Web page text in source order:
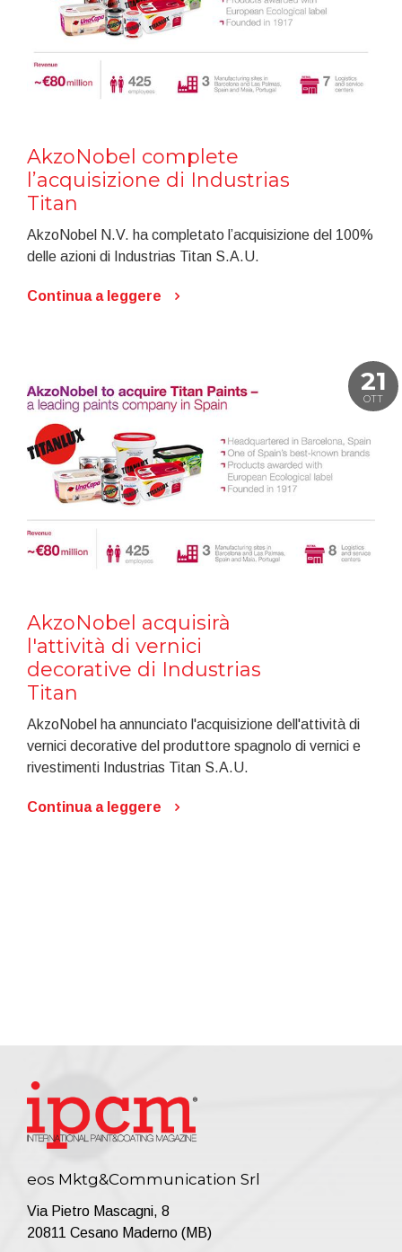
AkzoNobel complete
l’acquisizione di Industrias
Titan
AkzoNobel N.V. ha completato l’acquisizione del 100%
delle azioni di Industrias Titan S.A.U.
Continua a leggere
21
OTT
AkzoNobel acquisirà
l'attività di vernici
decorative di Industrias
Titan
AkzoNobel ha annunciato l'acquisizione dell'attività di
vernici decorative del produttore spagnolo di vernici e
rivestimenti Industrias Titan S.A.U.
Continua a leggere
eos Mktg&Communication Srl
Via Pietro Mascagni, 8
20811 Cesano Maderno (MB)